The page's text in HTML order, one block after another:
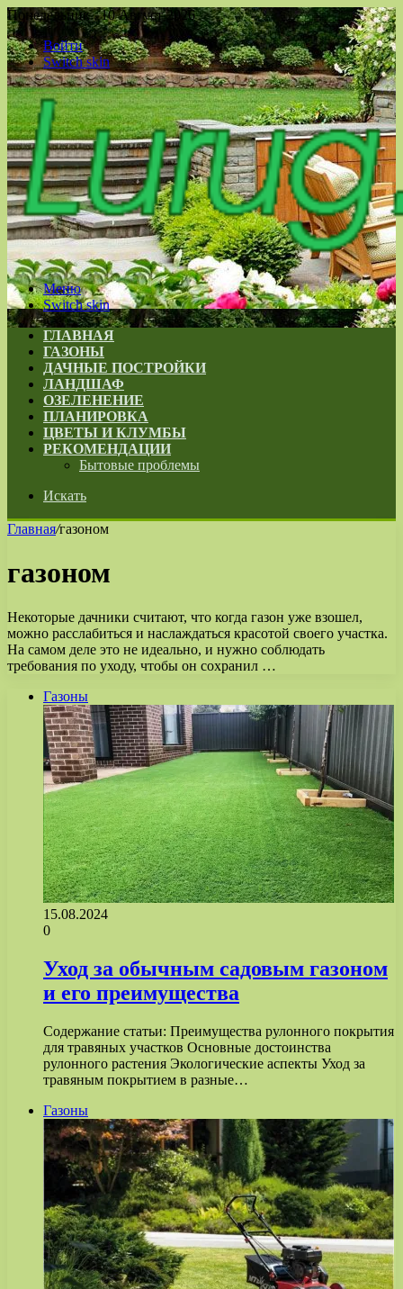
Понедельник , 10 Август 2026
Войти
Switch skin
Меню
Switch skin
ГЛАВНАЯ
ГАЗОНЫ
ДАЧНЫЕ ПОСТРОЙКИ
ЛАНДШАФ
ОЗЕЛЕНЕНИЕ
ПЛАНИРОВКА
ЦВЕТЫ И КЛУМБЫ
РЕКОМЕНДАЦИИ
Бытовые проблемы
Искать
Главная/газоном
газоном
Некоторые дачники считают, что когда газон уже взошел,
можно расслабиться и наслаждаться красотой своего участка.
На самом деле это не идеально, и нужно соблюдать
требования по уходу, чтобы он сохранил …
Газоны
15.08.2024
0
Уход за обычным садовым газоном
и его преимущества
Содержание статьи: Преимущества рулонного покрытия
для травяных участков Основные достоинства
рулонного растения Экологические аспекты Уход за
травяным покрытием в разные…
Газоны